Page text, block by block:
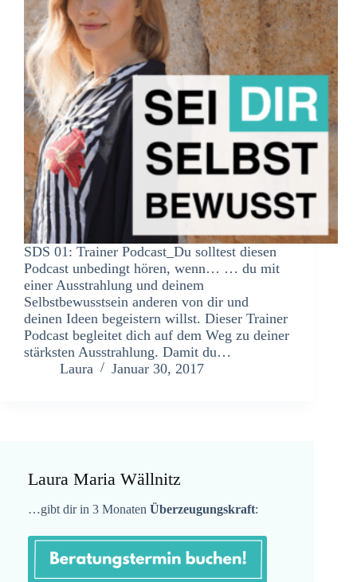
SDS 01: Trainer Podcast_Du solltest diesen
Podcast unbedingt hören, wenn… … du mit
einer Ausstrahlung und deinem
Selbstbewusstsein anderen von dir und
deinen Ideen begeistern willst. Dieser Trainer
Podcast begleitet dich auf dem Weg zu deiner
stärksten Ausstrahlung. Damit du…
Laura
Januar 30, 2017
Laura Maria Wällnitz
…gibt dir in 3 Monaten Überzeugungskraft: